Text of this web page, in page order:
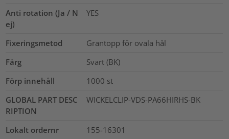
Anti rotation (Ja / N
ej)
YES
Fixeringsmetod
Grantopp för ovala hål
Färg
Svart (BK)
Förp innehåll
1000 st
GLOBAL PART DESC
RIPTION
WICKELCLIP-VDS-PA66HIRHS-BK
Lokalt ordernr
155-16301